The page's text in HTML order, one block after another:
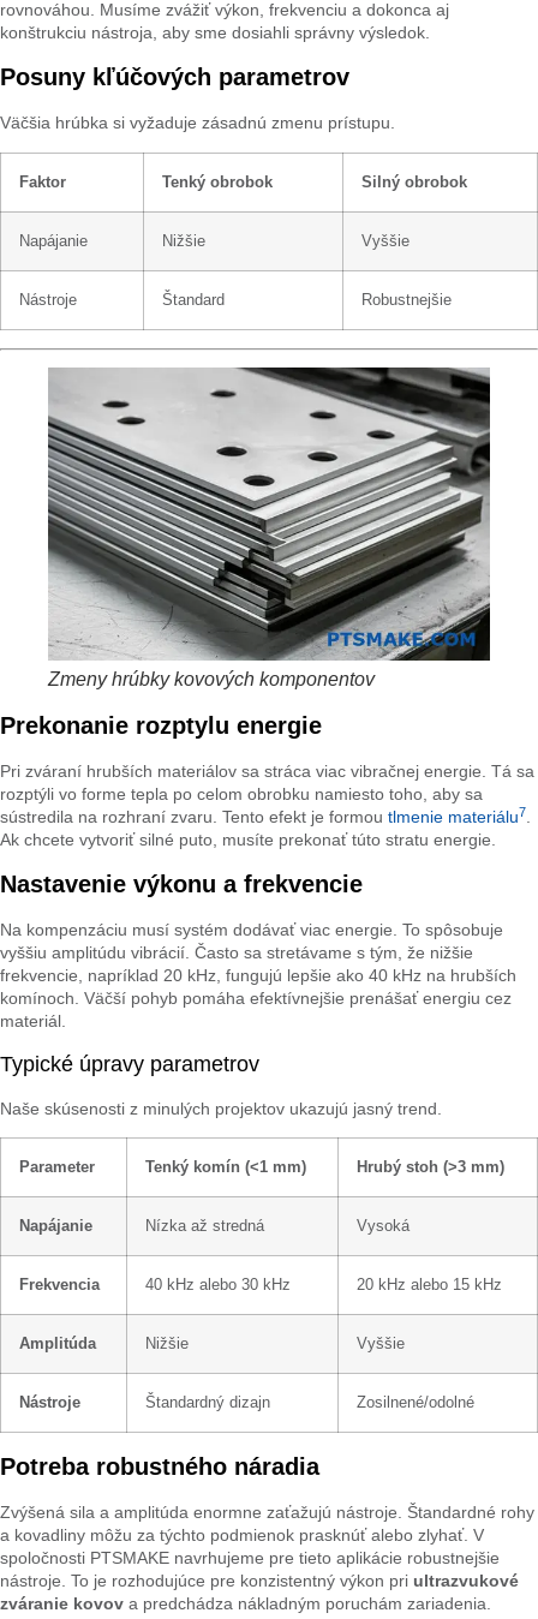
rovnováhou. Musíme zvážiť výkon, frekvenciu a dokonca aj
konštrukciu nástroja, aby sme dosiahli správny výsledok.
Posuny kľúčových parametrov
Väčšia hrúbka si vyžaduje zásadnú zmenu prístupu.
Faktor Tenký obrobok Silný obrobok
Napájanie Nižšie Vyššie
Nástroje Štandard Robustnejšie
Zmeny hrúbky kovových komponentov
Prekonanie rozptylu energie
Pri zváraní hrubších materiálov sa stráca viac vibračnej energie. Tá sa
rozptýli vo forme tepla po celom obrobku namiesto toho, aby sa
sústredila na rozhraní zvaru. Tento efekt je formou tlmenie materiálu7
Ak chcete vytvoriť silné puto, musíte prekonať túto stratu energie.
Nastavenie výkonu a frekvencie
Na kompenzáciu musí systém dodávať viac energie. To spôsobuje
vyššiu amplitúdu vibrácií. Často sa stretávame s tým, že nižšie
frekvencie, napríklad 20 kHz, fungujú lepšie ako 40 kHz na hrubších
komínoch. Väčší pohyb pomáha efektívnejšie prenášať energiu cez
materiál.
Typické úpravy parametrov
Naše skúsenosti z minulých projektov ukazujú jasný trend.
Parameter Tenký komín (<1 mm) Hrubý stoh (>3 mm)
Napájanie Nízka až stredná Vysoká
Frekvencia 40 kHz alebo 30 kHz 20 kHz alebo 15 kHz
Amplitúda Nižšie Vyššie
Nástroje Štandardný dizajn Zosilnené/odolné
Potreba robustného náradia
Zvýšená sila a amplitúda enormne zaťažujú nástroje. Štandardné rohy
a kovadliny môžu za týchto podmienok prasknúť alebo zlyhať. V
spoločnosti PTSMAKE navrhujeme pre tieto aplikácie robustnejšie
nástroje. To je rozhodujúce pre konzistentný výkon pri ultrazvukové
zváranie kovov a predchádza nákladným poruchám zariadenia.